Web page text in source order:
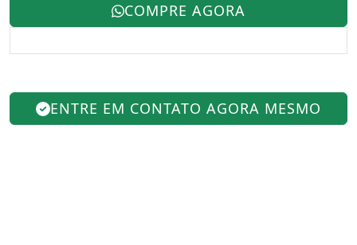
COMPRE AGORA
ENTRE EM CONTATO AGORA MESMO